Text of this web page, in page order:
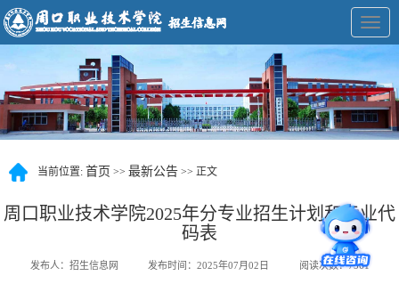
展
开
导
航
当前位置: 首页 >> 最新公告 >> 正文
周口职业技术学院2025年分专业招生计划和专业代
码表
发布人：招生信息网 发布时间：2025年07月02日 阅读次数：7561